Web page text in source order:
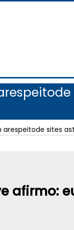
sites
afirmo: